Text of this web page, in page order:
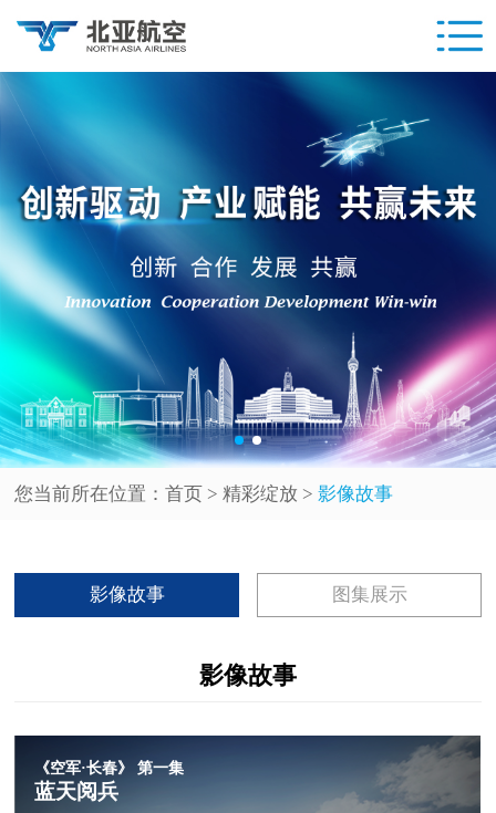
您当前所在位置：首页 > 精彩绽放 >影像故事
影像故事 图集展示
影像故事
《空军·长春》 第一集
蓝天阅兵